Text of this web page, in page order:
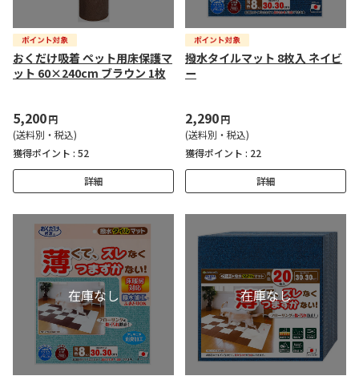
おくだけ吸着 ペット用床保護マ
ット 60×240cm ブラウン 1枚
5,200円
(送料別・税込)
獲得ポイント : 52
詳細
撥水タイルマット 8枚入 ネイビ
ー
2,290円
(送料別・税込)
獲得ポイント : 22
詳細